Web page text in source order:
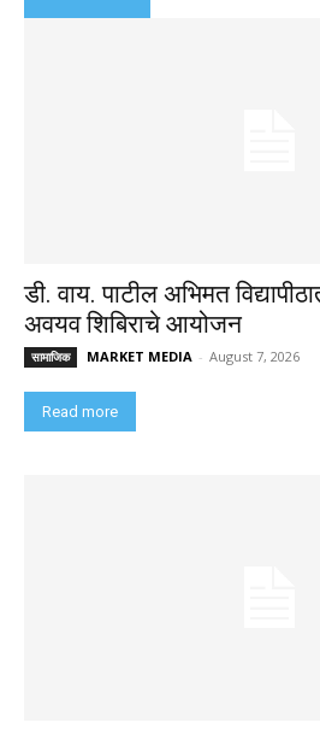
डी. वाय. पाटील अभिमत
अवयव शिबिराचे आयोजन
सामाजिक MARKET MEDIA - August 7, 2026
Read more